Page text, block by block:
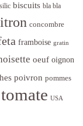
biscuits bla bla
concombre
framboise gratin
oeuf oignon
poivron pommes
tomate USA